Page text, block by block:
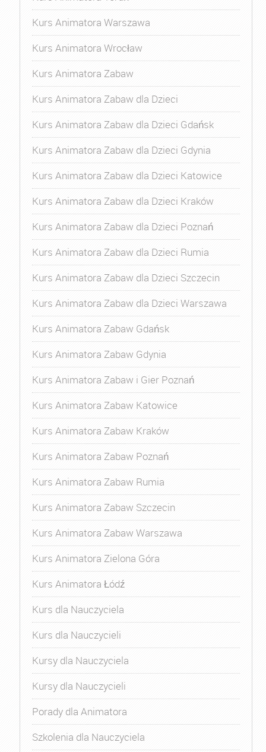
Kurs Animatora Warszawa
Kurs Animatora Wrocław
Kurs Animatora Zabaw
Kurs Animatora Zabaw dla Dzieci
Kurs Animatora Zabaw dla Dzieci Gdańsk
Kurs Animatora Zabaw dla Dzieci Gdynia
Kurs Animatora Zabaw dla Dzieci Katowice
Kurs Animatora Zabaw dla Dzieci Kraków
Kurs Animatora Zabaw dla Dzieci Poznań
Kurs Animatora Zabaw dla Dzieci Rumia
Kurs Animatora Zabaw dla Dzieci Szczecin
Kurs Animatora Zabaw dla Dzieci Warszawa
Kurs Animatora Zabaw Gdańsk
Kurs Animatora Zabaw Gdynia
Kurs Animatora Zabaw i Gier Poznań
Kurs Animatora Zabaw Katowice
Kurs Animatora Zabaw Kraków
Kurs Animatora Zabaw Poznań
Kurs Animatora Zabaw Rumia
Kurs Animatora Zabaw Szczecin
Kurs Animatora Zabaw Warszawa
Kurs Animatora Zielona Góra
Kurs Animatora Łódź
Kurs dla Nauczyciela
Kurs dla Nauczycieli
Kursy dla Nauczyciela
Kursy dla Nauczycieli
Porady dla Animatora
Szkolenia dla Nauczyciela